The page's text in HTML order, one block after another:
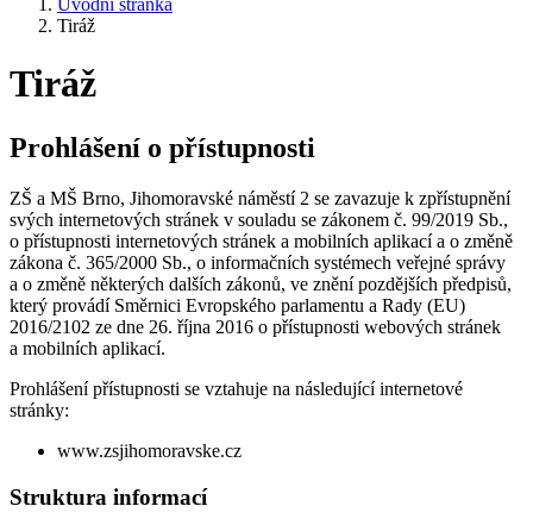
Úvodní stránka
Tiráž
Tiráž
Prohlášení o přístupnosti
ZŠ a MŠ Brno, Jihomoravské náměstí 2 se zavazuje k zpřístupnění
svých internetových stránek v souladu se zákonem č. 99/2019 Sb.,
o přístupnosti internetových stránek a mobilních aplikací a o změně
zákona č. 365/2000 Sb., o informačních systémech veřejné správy
a o změně některých dalších zákonů, ve znění pozdějších předpisů,
který provádí Směrnici Evropského parlamentu a Rady (EU)
2016/2102 ze dne 26. října 2016 o přístupnosti webových stránek
a mobilních aplikací.
Prohlášení přístupnosti se vztahuje na následující internetové
stránky:
www.zsjihomoravske.cz
Struktura informací